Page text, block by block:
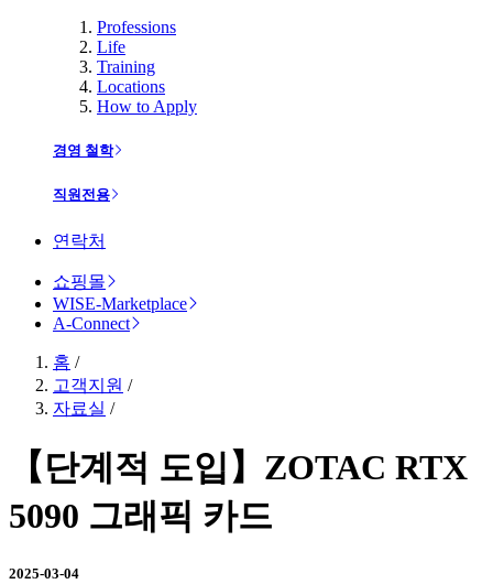
Professions
Life
Training
Locations
How to Apply
경영 철학
직원전용
연락처
쇼핑몰
WISE-Marketplace
A-Connect
홈 /
고객지원 /
자료실 /
【단계적 도입】ZOTAC RTX
5090 그래픽 카드
2025-03-04